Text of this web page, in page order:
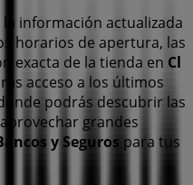
información actualizada
horarios de apertura, las
exacta de la tienda en Cl
acceso a los últimos
podrás descubrir las
grandes
y Seguros para tus